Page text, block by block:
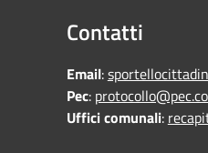
Contatti
Email:
Pec:
Uffici comunali: